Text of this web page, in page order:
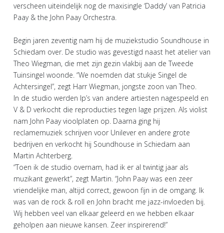
verscheen uiteindelijk nog de maxisingle ‘Daddy’ van Patricia
Paay & the John Paay Orchestra.
Begin jaren zeventig nam hij de muziekstudio Soundhouse in
Schiedam over. De studio was gevestigd naast het atelier van
Theo Wiegman, die met zijn gezin vlakbij aan de Tweede
Tuinsingel woonde. “We noemden dat stukje Singel de
Achtersingel”, zegt Harr Wiegman, jongste zoon van Theo.
In de studio werden lp’s van andere artiesten nagespeeld en
V & D verkocht die reproducties tegen lage prijzen. Als violist
nam John Paay vioolplaten op. Daarna ging hij
reclamemuziek schrijven voor Unilever en andere grote
bedrijven en verkocht hij Soundhouse in Schiedam aan
Martin Achterberg.
“Toen ik de studio overnam, had ik er al twintig jaar als
muzikant gewerkt”, zegt Martin. “John Paay was een zeer
vriendelijke man, altijd correct, gewoon fijn in de omgang. Ik
was van de rock & roll en John bracht me jazz-invloeden bij.
Wij hebben veel van elkaar geleerd en we hebben elkaar
geholpen aan nieuwe kansen. Zeer inspirerend!”